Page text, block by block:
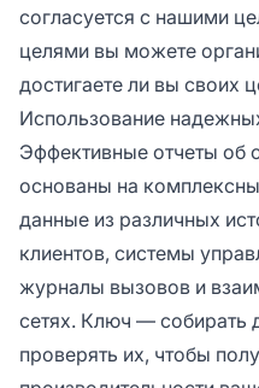
согласуется с нашими
целями вы можете
достигаете ли вы своих
Использование
Эффективные отчеты об
основаны на
данные из различных
клиентов, системы
журналы вызовов и
сетях. Ключ — собирать
проверять их, чтобы